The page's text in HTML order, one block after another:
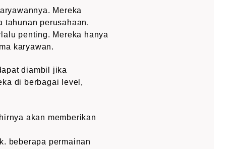
Mereka
tahunan perusahaan.
penting. Mereka hanya
karyawan.
diambil jika
di berbagai level,
akan memberikan
beberapa permainan